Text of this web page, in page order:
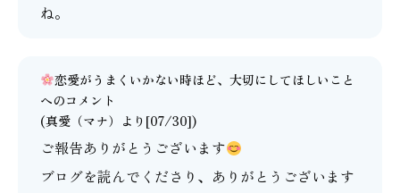
ね。
恋愛がうまくいかない時ほど、大切にしてほしいこと
へのコメント
(真愛（マナ） より[07/30])
ご報告ありがとうございます
ブログを読んでくださり、ありがとうございます